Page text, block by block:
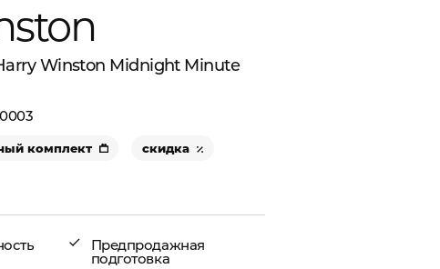
Winston Midnight Minute
комплект скидка
Предпродажная
подготовка